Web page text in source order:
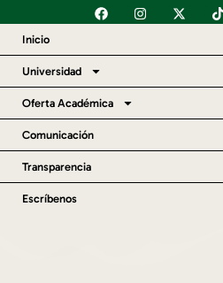
Inicio
Universidad
Oferta Académica
Comunicación
Transparencia
Escríbenos